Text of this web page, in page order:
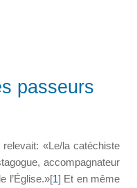
passeurs
«Le/la catéchiste
accompagnateur
l’Église.»[1] Et en même